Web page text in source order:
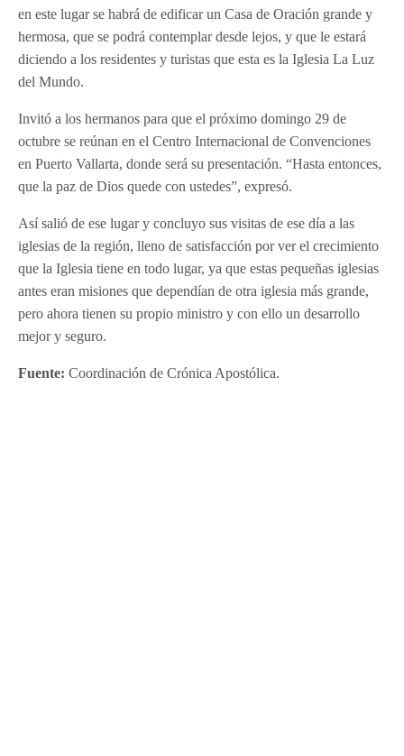
en este lugar se habrá de edificar un Casa de Oración grande y
hermosa, que se podrá contemplar desde lejos, y que le estará
diciendo a los residentes y turistas que esta es la Iglesia La Luz
del Mundo.
Invitó a los hermanos para que el próximo domingo 29 de
octubre se reúnan en el Centro Internacional de Convenciones
en Puerto Vallarta, donde será su presentación. “Hasta entonces,
que la paz de Dios quede con ustedes”, expresó.
Así salió de ese lugar y concluyo sus visitas de ese día a las
iglesias de la región, lleno de satisfacción por ver el crecimiento
que la Iglesia tiene en todo lugar, ya que estas pequeñas iglesias
antes eran misiones que dependían de otra iglesia más grande,
pero ahora tienen su propio ministro y con ello un desarrollo
mejor y seguro.
Fuente:Coordinación de Crónica Apostólica.